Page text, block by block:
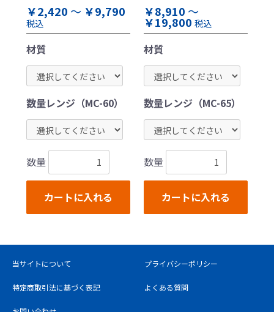
￥2,420 ～ ￥9,790
税込
材質
数量レンジ（MC-60）
数量
カートに入れる
￥8,910 ～
￥19,800 税込
材質
数量レンジ（MC-65）
数量
カートに入れる
当サイトについて プライバシーポリシー
特定商取引法に基づく表記 よくある質問